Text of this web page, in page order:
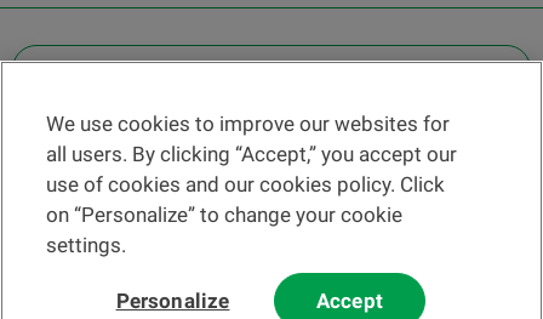
Find a branch
Help and contact
News
We use cookies to improve our websites for
all users. By clicking “Accept,” you accept our
use of cookies and our cookies policy. Click
on “Personalize” to change your cookie
settings.
Personalize Accept